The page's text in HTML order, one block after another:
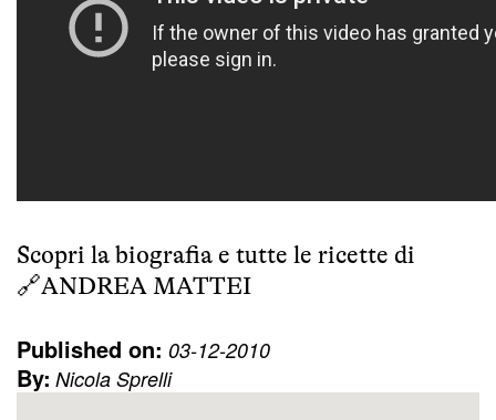
Scopri la biografia e tutte le ricette di
🔗ANDREA MATTEI
Published on: 03-12-2010
By: Nicola Sprelli